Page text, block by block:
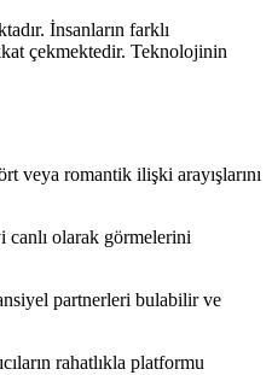
İnsanların farklı
çekmektedir. Teknolojinin
veya romantik ilişki arayışlarını
canlı olarak görmelerini
partnerleri bulabilir ve
rahatlıkla platformu